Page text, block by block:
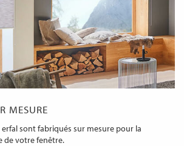
MESURE
sont fabriqués sur mesure pour la
de votre fenêtre.